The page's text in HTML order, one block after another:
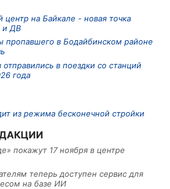
центр на Байкале - новая точка
и ДВ
в Бодайбинском районе
в поездки со станций
года
из режима бесконечной стройки
покажут 17 ноября в центре
теперь доступен сервис для
на базе ИИ